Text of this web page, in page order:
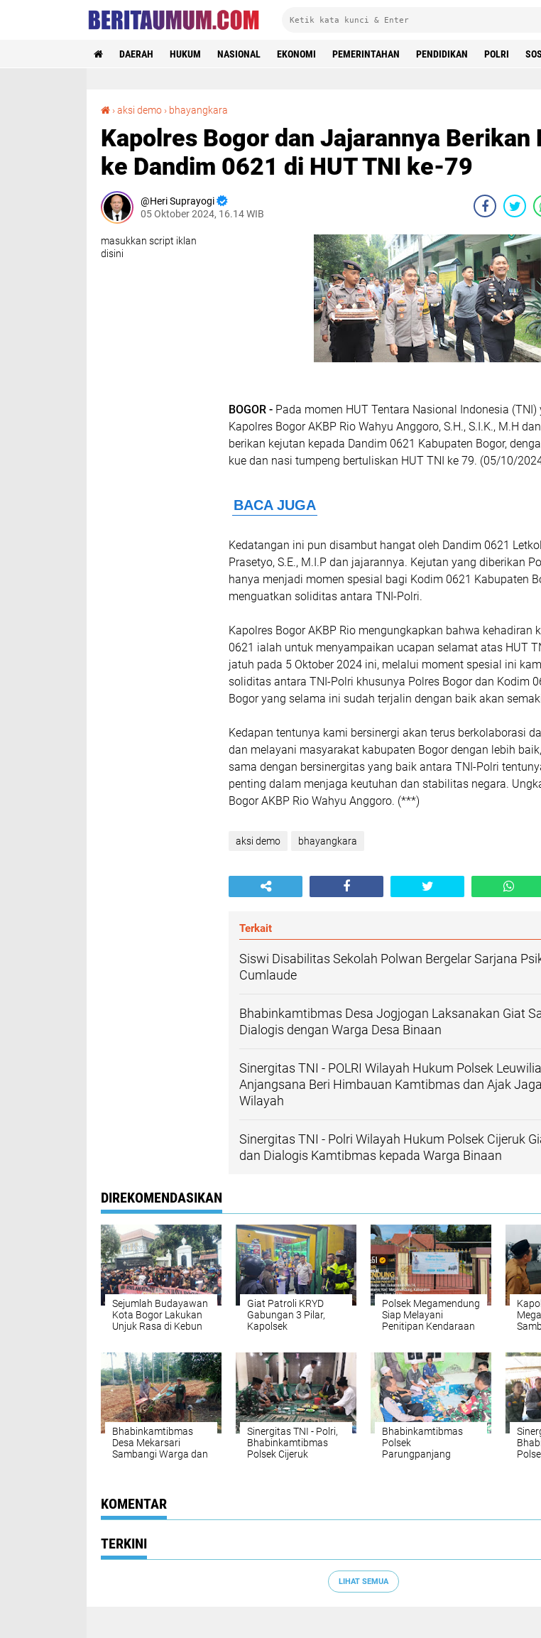
DAERAH HUKUM NASIONAL EKONOMI PEMERINTAHAN PENDIDIKAN POLRI
›aksi demo › bhayangkara
Kapolres Bogor dan Jajarannya Berikan
ke Dandim 0621 di HUT TNI ke-79
Heri Suprayogi
05 Oktober 2024, 16.14 WIB
masukkan script iklan
disini
BOGOR - Pada momen HUT Tentara Nasional Indonesia (TNI)
Kapolres Bogor AKBP Rio Wahyu Anggoro, S.H., S.I.K., M.H
berikan kejutan kepada Dandim 0621 Kabupaten Bogor,
kue dan nasi tumpeng bertuliskan HUT TNI ke 79. (05/10/
Kedatangan ini pun disambut hangat oleh Dandim 0621
Prasetyo, S.E., M.I.P dan jajarannya. Kejutan yang diberikan
hanya menjadi momen spesial bagi Kodim 0621 Kabupaten
menguatkan soliditas antara TNI-Polri.
Kapolres Bogor AKBP Rio mengungkapkan bahwa kehadiran
0621 ialah untuk menyampaikan ucapan selamat atas HUT
jatuh pada 5 Oktober 2024 ini, melalui moment spesial ini
soliditas antara TNI-Polri khusunya Polres Bogor dan Kodim
Bogor yang selama ini sudah terjalin dengan baik akan
Kedapan tentunya kami bersinergi akan terus berkolaborasi
dan melayani masyarakat kabupaten Bogor dengan lebih
sama dengan bersinergitas yang baik antara TNI-Polri
penting dalam menjaga keutuhan dan stabilitas negara.
Bogor AKBP Rio Wahyu Anggoro. (***)
aksi demo bhayangkara
Terkait
Siswi Disabilitas Sekolah Polwan Bergelar Sarjana
Cumlaude
Bhabinkamtibmas Desa Jogjogan Laksanakan Giat
Dialogis dengan Warga Desa Binaan
Sinergitas TNI - POLRI Wilayah Hukum Polsek
Anjangsana Beri Himbauan Kamtibmas dan Ajak
Wilayah
Sinergitas TNI - Polri Wilayah Hukum Polsek Cijeruk
dan Dialogis Kamtibmas kepada Warga Binaan
DIREKOMENDASIKAN
Sejumlah Budayawan
Kota Bogor Lakukan
Unjuk Rasa di Kebun
Giat Patroli KRYD
Gabungan 3 Pilar,
Kapolsek
Gangguan
Kamtibmas
Polsek Megamendung
Siap Melayani
Penitipan Kendaraan
Bhabinkamtibmas
Desa Mekarsari
Sambangi Warga dan
Sinergitas TNI - Polri,
Bhabinkamtibmas
Polsek Cijeruk
Bhabinkamtibmas
Polsek
Parungpanjang
KOMENTAR
TERKINI
LIHAT SEMUA